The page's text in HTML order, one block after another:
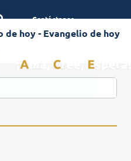
Contáctanos
de hoy- Evangelio de hoy